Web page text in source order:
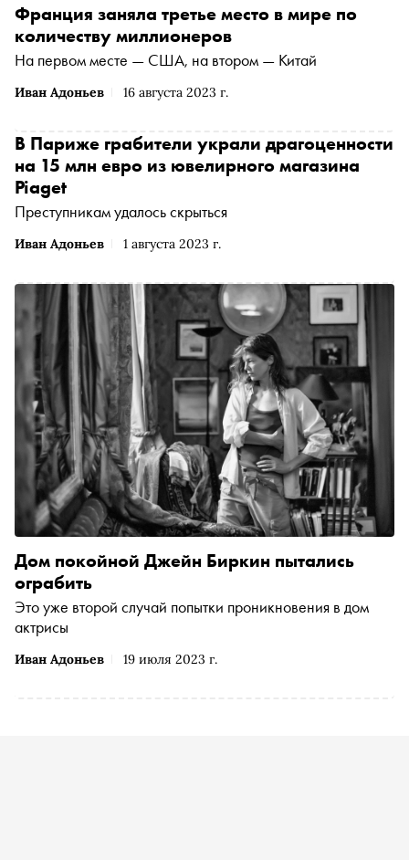
Иван Адоньев 16 августа 2023 г.
Франция заняла третье место в мире по
количеству миллионеров
На первом месте — США, на втором — Китай
Иван Адоньев 1 августа 2023 г.
В Париже грабители украли драгоценности
на 15 млн евро из ювелирного магазина
Piaget
Преступникам удалось скрыться
Иван Адоньев 19 июля 2023 г.
Дом покойной Джейн Биркин пытались
ограбить
Это уже второй случай попытки проникновения в дом
актрисы